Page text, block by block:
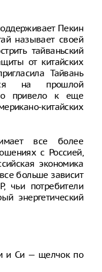
Пекин
называет своей
тайваньский
от китайских
Тайвань
на прошлой
привело к еще
китайских
все более
с Россией,
экономика
больше зависит
чьи потребители
энергетический
и Си — щелчок по